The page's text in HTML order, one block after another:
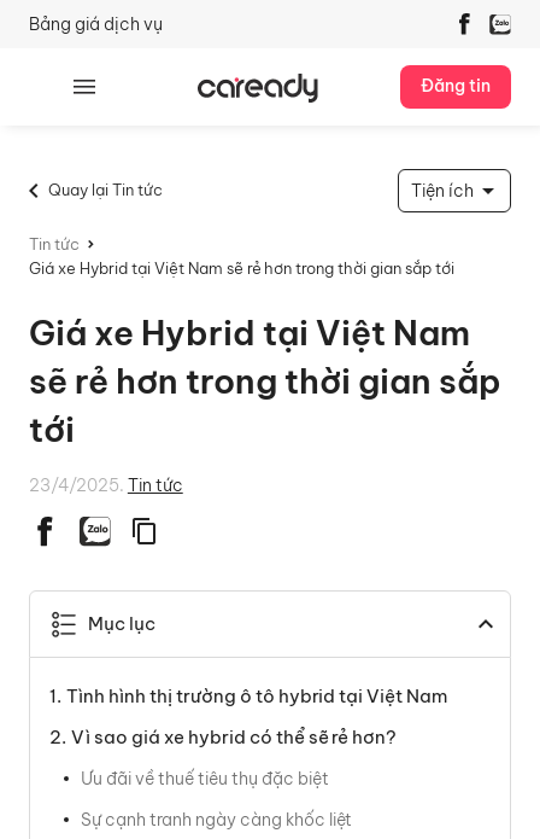
Bảng giá dịch vụ
Đăng tin
Quay lại Tin tức Tiện ích
Tin tức
Giá xe Hybrid tại Việt Nam sẽ rẻ hơn trong thời gian sắp tới
Giá xe Hybrid tại Việt Nam
sẽ rẻ hơn trong thời gian sắp
tới
23/4/2025. Tin tức
Mục lục
Tình hình thị trường ô tô hybrid tại Việt Nam
Vì sao giá xe hybrid có thể sẽ rẻ hơn?
Ưu đãi về thuế tiêu thụ đặc biệt
Sự cạnh tranh ngày càng khốc liệt